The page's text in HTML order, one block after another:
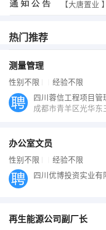
【大唐置业
陶先生 发布
发布 [房地产
【大唐置业
热门推荐
测量管理
性别不限 经验不限
四川蓉信工程项目管
成都市青羊区光华东
办公室文员
性别不限 经验不限
四川优博投资实业有
再生能源公司副厂长